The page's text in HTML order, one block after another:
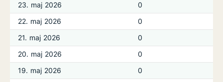
23. maj 2026
0
22. maj 2026
0
21. maj 2026
0
20. maj 2026
0
19. maj 2026
0